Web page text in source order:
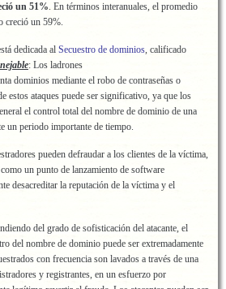
un 51%. En términos interanuales, el promedio
creció un 59%.
dedicada al Secuestro de dominios, calificado
: Los ladrones
dominios mediante el robo de contraseñas o
estos ataques puede ser significativo, ya que los
el control total del nombre de dominio de una
un periodo importante de tiempo.
pueden defraudar a los clientes de la víctima,
un punto de lanzamiento de software
desacreditar la reputación de la víctima y el
del grado de sofisticación del atacante, el
del nombre de dominio puede ser extremadamente
con frecuencia son lavados a través de una
y registrantes, en un esfuerzo por